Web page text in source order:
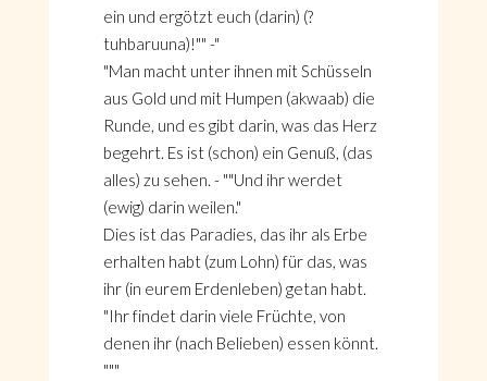
ein und ergötzt euch (darin) (?
tuhbaruuna)!"" -"
"Man macht unter ihnen mit Schüsseln
aus Gold und mit Humpen (akwaab) die
Runde, und es gibt darin, was das Herz
begehrt. Es ist (schon) ein Genuß, (das
alles) zu sehen. - ""Und ihr werdet
(ewig) darin weilen."
Dies ist das Paradies, das ihr als Erbe
erhalten habt (zum Lohn) für das, was
ihr (in eurem Erdenleben) getan habt.
"Ihr findet darin viele Früchte, von
denen ihr (nach Belieben) essen könnt.
"""